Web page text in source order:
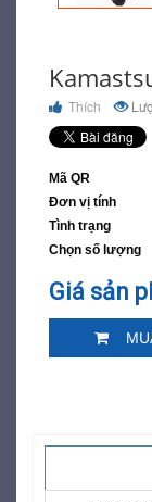
Thích
Mã QR
Đơn vị tính
Tình trạng
Chọn số lượng
Giá sản
MUA